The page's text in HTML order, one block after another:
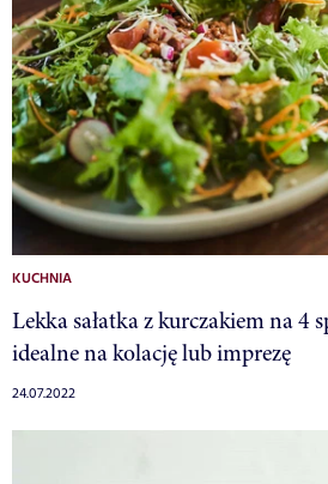
KUCHNIA
Lekka sałatka z kurczakiem na 4
idealne na kolację lub imprezę
24.07.2022